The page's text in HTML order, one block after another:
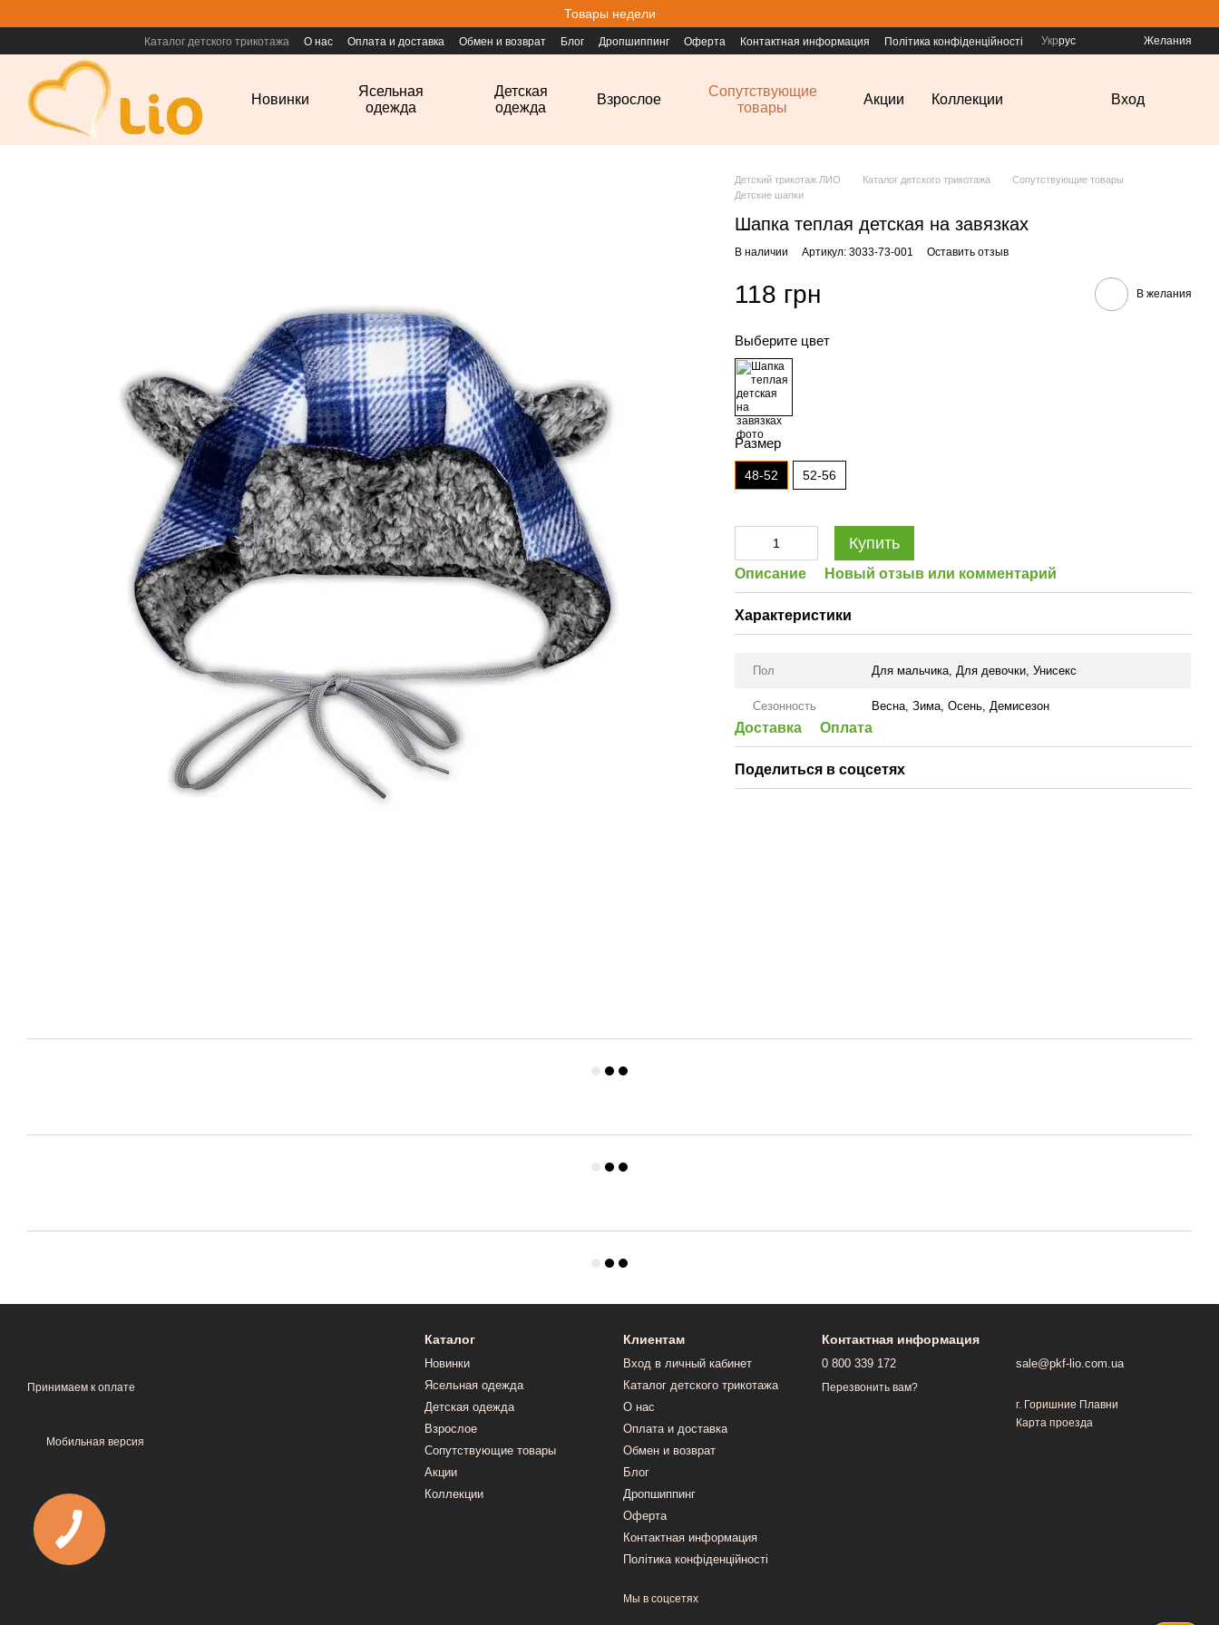
Товары недели
Каталог детского трикотажа О нас Оплата и доставка Обмен и возврат Блог Дропшиппинг Оферта Контактная информация Політика конфіденційності Укррус Желания
Новинки
Ясельная
одежда
Детская
одежда
Взрослое
Сопутствующие
товары
Акции Коллекции Вход
Детский трикотаж ЛИО Каталог детского трикотажа
Сопутствующие товары
Детские шапки
Шапка теплая детская на завязках
В наличии Артикул: 3033-73-001 Оставить отзыв
118 грн В желания
Выберите цвет
Размер
48-52 52-56
Купить
Описание Новый отзыв или комментарий
Характеристики
Пол Для мальчика,Для девочки,Унисекс
Сезонность Весна,Зима,Осень,Демисезон
Доставка Оплата
Поделиться в соцсетях
Принимаем к оплате
Мобильная версия
Каталог
Новинки
Ясельная одежда
Детская одежда
Взрослое
Сопутствующие товары
Акции
Коллекции
Клиентам
Вход в личный кабинет
Каталог детского трикотажа
О нас
Оплата и доставка
Обмен и возврат
Блог
Дропшиппинг
Оферта
Контактная информация
Політика конфіденційності
Мы в соцсетях
Контактная информация
0 800 339 172
Перезвонить вам?
sale@pkf-lio.com.ua
г. Горишние Плавни
Карта проезда